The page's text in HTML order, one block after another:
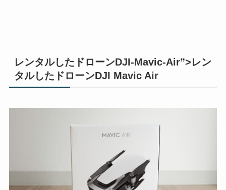
レンタルしたドローンDJI-Mavic-Air”>レン
タルしたドローンDJI Mavic Air